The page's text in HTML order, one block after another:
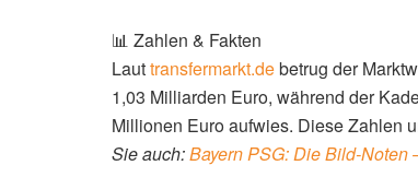
📊 Zahlen & Fakten
Lauttransfermarkt.debetrug der
1,03 Milliarden Euro, während der
Millionen Euro aufwies. Diese Zahlen
Sie auch:Bayern PSG: Die Bild-Noten